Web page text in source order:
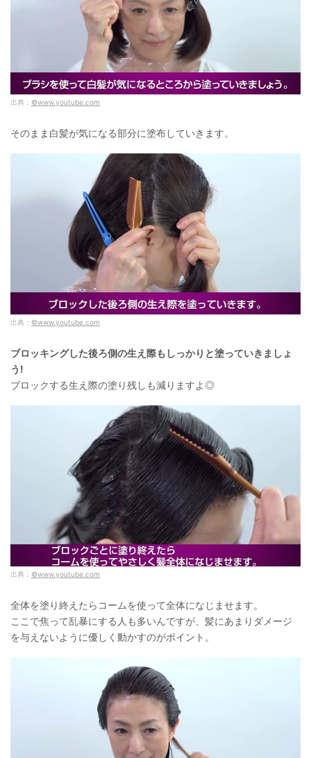
出典： ©www.youtube.com
そのまま白髪が気になる部分に塗布していきます。
出典： ©www.youtube.com
ブロッキングした後ろ側の生え際もしっかりと塗っていきましょ
う!
ブロックする生え際の塗り残しも減りますよ◎
出典： ©www.youtube.com
全体を塗り終えたらコームを使って全体になじませます。
ここで焦って乱暴にする人も多いんですが、髪にあまりダメージ
を与えないように優しく動かすのがポイント。